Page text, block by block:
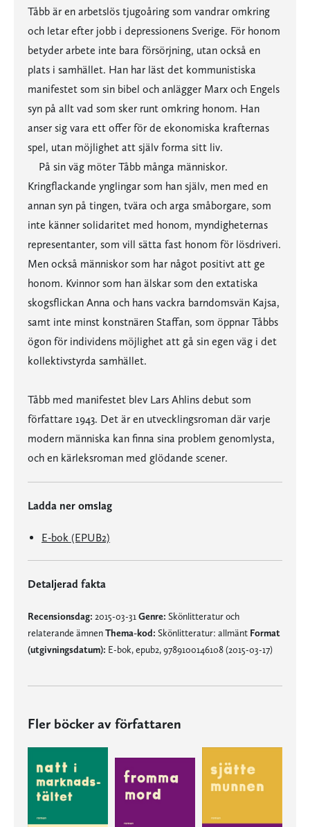
Tåbb är en arbetslös tjugoåring som vandrar omkring
och letar efter jobb i depressionens Sverige. För honom
betyder arbete inte bara försörjning, utan också en
plats i samhället. Han har läst det kommunistiska
manifestet som sin bibel och anlägger Marx och Engels
syn på allt vad som sker runt omkring honom. Han
anser sig vara ett offer för de ekonomiska krafternas
spel, utan möjlighet att själv forma sitt liv.
På sin väg möter Tåbb många människor.
Kringflackande ynglingar som han själv, men med en
annan syn på tingen, tvära och arga småborgare, som
inte känner solidaritet med honom, myndigheternas
representanter, som vill sätta fast honom för lösdriveri.
Men också människor som har något positivt att ge
honom. Kvinnor som han älskar som den extatiska
skogsflickan Anna och hans vackra barndomsvän Kajsa,
samt inte minst konstnären Staffan, som öppnar Tåbbs
ögon för individens möjlighet att gå sin egen väg i det
kollektivstyrda samhället.
Tåbb med manifestet blev Lars Ahlins debut som
författare 1943. Det är en utvecklingsroman där varje
modern människa kan finna sina problem genomlysta,
och en kärleksroman med glödande scener.
Ladda ner omslag
E-bok (EPUB2)
Detaljerad fakta
Recensionsdag: 2015-03-31 Genre: Skönlitteratur och
relaterande ämnenThema-kod: Skönlitteratur: allmänt Format
(utgivningsdatum): E-bok, epub2, 9789100146108 (2015-03-17)
Fler böcker av författaren